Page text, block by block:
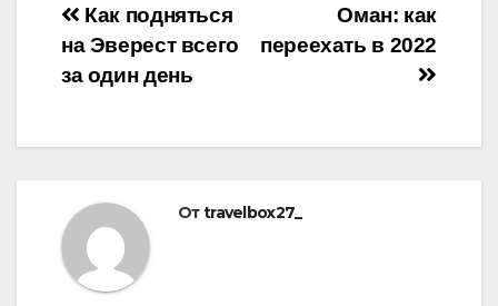
Навигация
по
Оман: как
переехать в 2022
Как подняться
на Эверест всего
за один день
Отtravelbox27_